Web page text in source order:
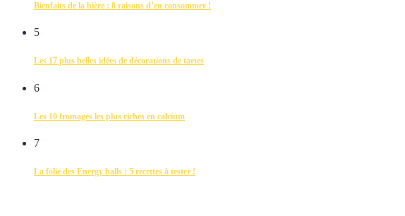
Bienfaits de la bière : 8 raisons d’en consommer !
5
Les 17 plus belles idées de décorations de tartes
6
Les 10 fromages les plus riches en calcium
7
La folie des Energy balls : 5 recettes à tester !